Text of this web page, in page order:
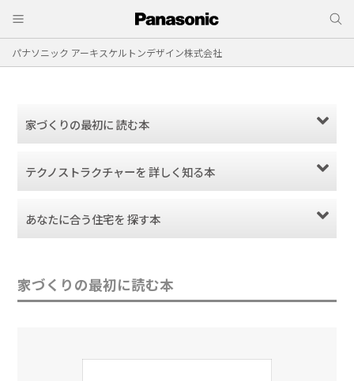
パナソニック アーキスケルトンデザイン株式会社
家づくりの最初に読む本
テクノストラクチャーを詳しく知る本
あなたに合う住宅を探す本
家づくりの最初に読む本